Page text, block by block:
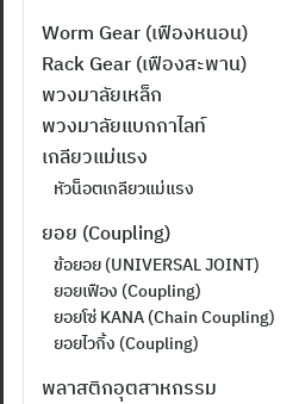
Worm Gear (เฟืองหนอน)
Rack Gear (เฟืองสะพาน)
พวงมาลัยเหล็ก
พวงมาลัยแบกกาไลท์
เกลียวแม่แรง
หัวน็อตเกลียวแม่แรง
ยอย (Coupling)
ข้อยอย (UNIVERSAL JOINT)
ยอยเฟือง (Coupling)
ยอยโซ่ KANA (Chain Coupling)
ยอยไวกิ้ง (Coupling)
พลาสติกอุตสาหกรรม